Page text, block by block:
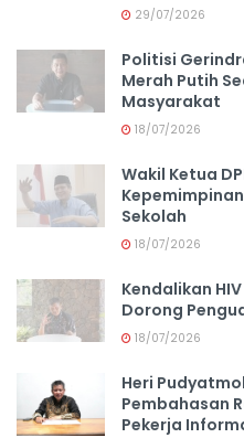
29/07/2026
Politisi
Merah Putih
Masyarakat
18/07/2026
Wakil Ketua
Sekolah
18/07/2026
Kendalikan
Dorong
18/07/2026
Heri
Pembahasan
Pekerja